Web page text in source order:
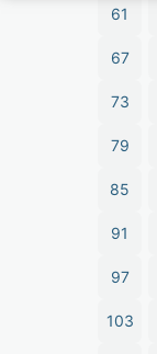
61
67
73
79
85
91
97
103